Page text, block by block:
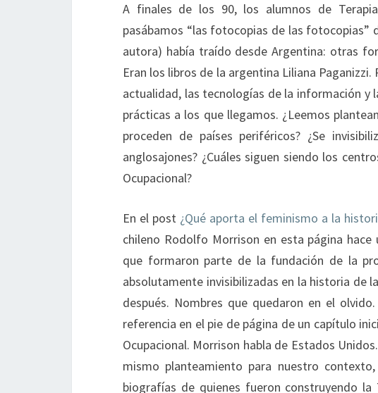
A finales de los 90, los alumnos de
pasábamos “las fotocopias de las fotocopias”
autora) había traído desde Argentina: otras
Eran los libros de la argentina Liliana
actualidad, las tecnologías de la información y
prácticas a los que llegamos. ¿Leemos
proceden de países periféricos? ¿Se
anglosajones? ¿Cuáles siguen siendo los
Ocupacional?
En el post ¿Qué aporta el feminismo a la
chileno Rodolfo Morrison en esta página hace
que formaron parte de la fundación de la
absolutamente invisibilizadas en la historia de
después. Nombres que quedaron en el
referencia en el pie de página de un capítulo
Ocupacional. Morrison habla de Estados
mismo planteamiento para nuestro
biografías de quienes fueron construyendo